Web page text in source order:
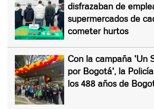
disfrazaban de
supermercados de
cometer hurtos
Con la campaña 'Un
por Bogotá', la
los 488 años de